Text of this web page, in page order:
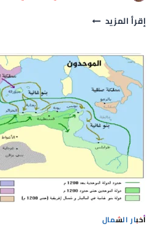
إقرأ المزيد تقرير:
المعلومات
تربك
المهاجرين…
بين
قرارات
الرباط
ومدريد
وشائعات
“15
غشت”
أخبار الشمال